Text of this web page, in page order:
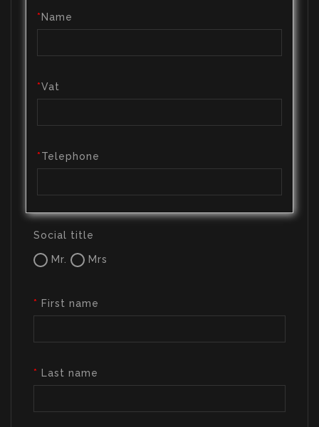
Name
Vat
Telephone
Social title
Mr. Mrs
First name
Last name